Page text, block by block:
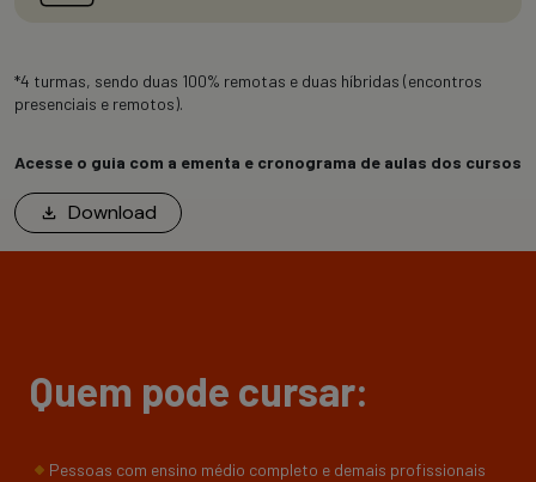
*4 turmas, sendo duas 100% remotas e duas híbridas (encontros
presenciais e remotos).
Download
Acesse o guia com a ementa e cronograma de aulas dos cursos
Quem pode cursar:
Pessoas com ensino médio completo e demais profissionais